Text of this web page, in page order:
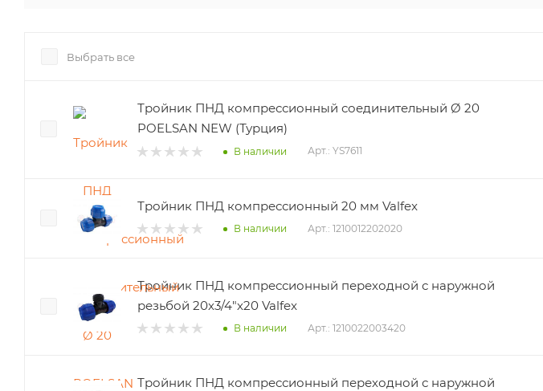
Выбрать все
Тройник ПНД компрессионный соединительный Ø 20
POELSAN NEW (Турция)
В наличии Арт.: YS7611
Тройник ПНД компрессионный 20 мм Valfex
В наличии Арт.: 1210012202020
Тройник ПНД компрессионный переходной с наружной
резьбой 20х3/4"х20 Valfex
В наличии Арт.: 1210022003420
Тройник ПНД компрессионный переходной с наружной